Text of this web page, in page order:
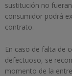
sustitución no
consumidor podrá
contrato.
En caso de falta de
defectuoso, se
momento de la